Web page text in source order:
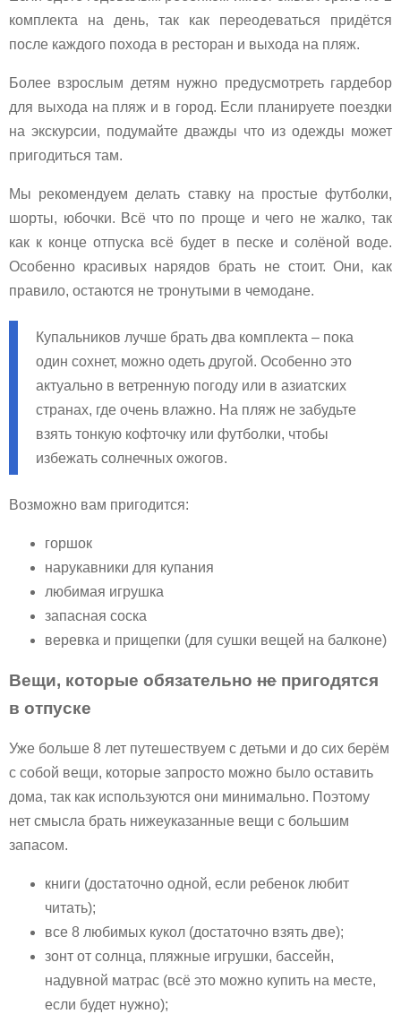
комплекта на день, так как переодеваться придётся
после каждого похода в ресторан и выхода на пляж.
Более взрослым детям нужно предусмотреть гардебор
для выхода на пляж и в город. Если планируете поездки
на экскурсии, подумайте дважды что из одежды может
пригодиться там.
Мы рекомендуем делать ставку на простые футболки,
шорты, юбочки. Всё что по проще и чего не жалко, так
как к конце отпуска всё будет в песке и солёной воде.
Особенно красивых нарядов брать не стоит. Они, как
правило, остаются не тронутыми в чемодане.
Купальников лучше брать два комплекта – пока
один сохнет, можно одеть другой. Особенно это
актуально в ветренную погоду или в азиатских
странах, где очень влажно. На пляж не забудьте
взять тонкую кофточку или футболки, чтобы
избежать солнечных ожогов.
Возможно вам пригодится:
горшок
нарукавники для купания
любимая игрушка
запасная соска
веревка и прищепки (для сушки вещей на балконе)
Вещи, которые обязательно не пригодятся
в отпуске
Уже больше 8 лет путешествуем с детьми и до сих берём
с собой вещи, которые запросто можно было оставить
дома, так как используются они минимально. Поэтому
нет смысла брать нижеуказанные вещи с большим
запасом.
книги (достаточно одной, если ребенок любит
читать);
все 8 любимых кукол (достаточно взять две);
зонт от солнца, пляжные игрушки, бассейн,
надувной матрас (всё это можно купить на месте,
если будет нужно);